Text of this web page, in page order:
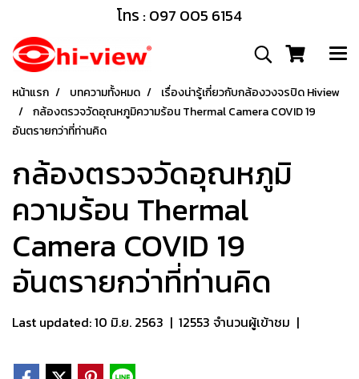
โทร : 097 005 6154
หน้าแรก บทความทั้งหมด
เรื่องน่ารู้เกี่ยวกับกล้องวงจรปิด Hiview
กล้องตรวจวัดอุณหภูมิความร้อน Thermal Camera COVID 19
อันตรายกว่าที่ท่านคิด
กล้องตรวจวัดอุณหภูมิ
ความร้อน Thermal
Camera COVID 19
อันตรายกว่าที่ท่านคิด
Last updated: 10 มิ.ย. 2563 | 12553 จำนวนผู้เข้าชม |